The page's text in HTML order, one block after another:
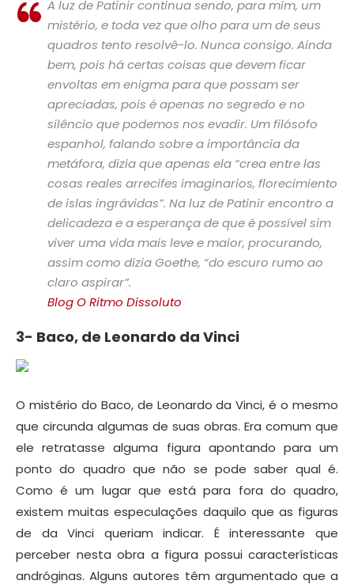
A luz de Patinir continua sendo, para mim, um
mistério, e toda vez que olho para um de seus
quadros tento resolvê-lo. Nunca consigo. Ainda
bem, pois há certas coisas que devem ficar
envoltas em enigma para que possam ser
apreciadas, pois é apenas no segredo e no
silêncio que podemos nos evadir. Um filósofo
espanhol, falando sobre a importância da
metáfora, dizia que apenas ela “crea entre las
cosas reales arrecifes imaginarios, florecimiento
de islas ingrávidas”. Na luz de Patinir encontro a
delicadeza e a esperança de que é possível sim
viver uma vida mais leve e maior, procurando,
assim como dizia Goethe, “do escuro rumo ao
claro aspirar”.
Blog O Ritmo Dissoluto
3- Baco, de Leonardo da Vinci
O mistério do Baco, de Leonardo da Vinci, é o mesmo
que circunda algumas de suas obras. Era comum que
ele retratasse alguma figura apontando para um
ponto do quadro que não se pode saber qual é.
Como é um lugar que está para fora do quadro,
existem muitas especulações daquilo que as figuras
de da Vinci queriam indicar. É interessante que
perceber nesta obra a figura possui características
andróginas.Alguns autores têm argumentado que a